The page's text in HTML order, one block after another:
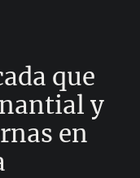
que
y
en